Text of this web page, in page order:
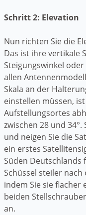
Schritt 2: Elevation
Nun richten Sie die
Das ist ihre vertikale
Steigungswinkel
allen
Skala an der
einstellen müssen,
Aufstellungsortes
zwischen 28 und 34°.
und neigen Sie die
ein erstes
Süden Deutschlands
Schüssel steiler
indem Sie sie flacher
beiden
an.